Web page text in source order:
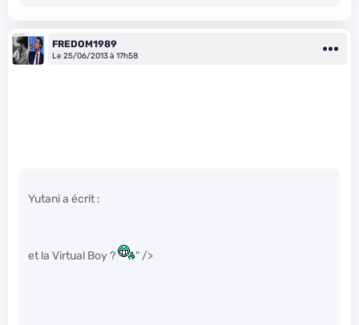
FREDOM1989
Le 25/06/2013 à 17h58
Yutani a écrit :
et la Virtual Boy ? " />